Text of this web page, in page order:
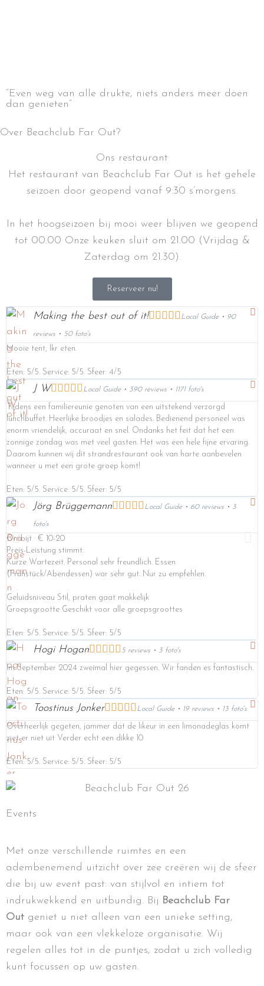
“Even weg van alle drukte, niets anders meer doen
dan genieten”
Over Beachclub Far Out?
Ons restaurant
Het restaurant van Beachclub Far Out is het gehele
seizoen door geopend vanaf 9.30 s’morgens.
In het hoogseizoen bij mooi weer blijven we geopend
tot 00.00 Onze keuken sluit om 21.00 (Vrijdag &
Zaterdag om 21.30).
Reserveer nu!
Making the best out of it! Local Guide • 90
reviews • 50 foto's
Mooie tent, lkr eten.
Eten: 5/5. Service: 5/5. Sfeer: 4/5
J W Local Guide • 390 reviews • 1171 foto's
Tijdens een familiereunie genoten van een uitstekend verzorgd
lunchbuffet. Heerlijke broodjes en salades. Bedienend personeel was
enorm vriendelijk, accuraat en snel. Ondanks het feit dat het een
zonnige zondag was met veel gasten. Het was een hele fijne ervaring.
Daarom kunnen wij dit strandrestaurant ook van harte aanbevelen
wanneer u met een grote groep komt!
Eten: 5/5. Service: 5/5. Sfeer: 5/5
Jörg Brüggemann Local Guide • 60 reviews • 3
foto's
Ontbijt · € 10-20
Preis-Leistung stimmt.
Kurze Wartezeit. Personal sehr freundlich. Essen
(Frühstück/Abendessen) war sehr gut. Nur zu empfehlen.
Geluidsniveau Stil, praten gaat makkelijk
Groepsgrootte Geschikt voor alle groepsgroottes
Eten: 5/5. Service: 5/5. Sfeer: 5/5
Hogi Hogan 5 reviews • 3 foto's
Im September 2024 zweimal hier gegessen. Wir fanden es fantastisch.
Eten: 5/5. Service: 5/5. Sfeer: 5/5
Toostinus Jonker Local Guide • 19 reviews • 13 foto's
Overheerlijk gegeten, jammer dat de likeur in een limonadeglas komt
ziet er niet uit Verder echt een dikke 10
Eten: 5/5. Service: 5/5. Sfeer: 5/5
Events
Met onze verschillende ruimtes en een
adembenemend uitzicht over zee creëren wij de sfeer
die bij uw event past: van stijlvol en intiem tot
indrukwekkend en uitbundig. Bij Beachclub Far
Out geniet u niet alleen van een unieke setting,
maar ook van een vlekkeloze organisatie. Wij
regelen alles tot in de puntjes, zodat u zich volledig
kunt focussen op uw gasten.